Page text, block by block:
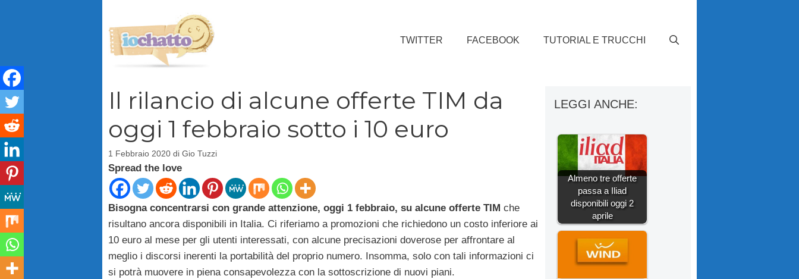
TWITTER FACEBOOK TUTORIAL E TRUCCHI
Il rilancio di alcune offerte TIM da
oggi 1 febbraio sotto i 10 euro
1 Febbraio 2020 di Gio Tuzzi
Spread the love
Bisogna concentrarsi con grande attenzione, oggi 1 febbraio, su alcune offerte TIM che
risultano ancora disponibili in Italia. Ci riferiamo a promozioni che richiedono un costo inferiore ai
10 euro al mese per gli utenti interessati, con alcune precisazioni doverose per affrontare al
meglio i discorsi inerenti la portabilità del proprio numero. Insomma, solo con tali informazioni ci
si potrà muovere in piena consapevolezza con la sottoscrizione di nuovi piani.
LEGGI ANCHE:
Almeno tre offerte
passa a Iliad
disponibili oggi 2
aprile